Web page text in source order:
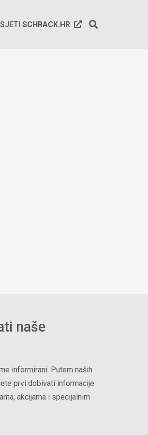
SCHRACK.HR
naše
informirani. Putem naših
prvi dobivati informacije
akcijama i specijalnim